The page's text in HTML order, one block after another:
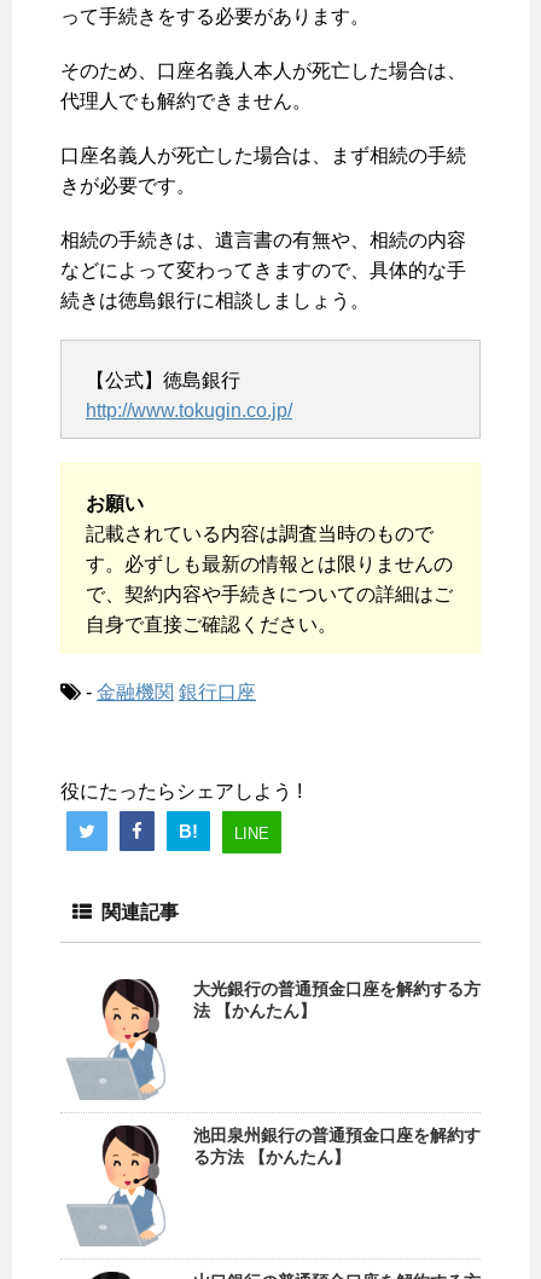
って手続きをする必要があります。
そのため、口座名義人本人が死亡した場合は、
代理人でも解約できません。
口座名義人が死亡した場合は、まず相続の手続
きが必要です。
相続の手続きは、遺言書の有無や、相続の内容
などによって変わってきますので、具体的な手
続きは徳島銀行に相談しましょう。
【公式】徳島銀行
http://www.tokugin.co.jp/
お願い
記載されている内容は調査当時のもので
す。必ずしも最新の情報とは限りませんの
で、契約内容や手続きについての詳細はご
自身で直接ご確認ください。
- 金融機関 銀行口座
役にたったらシェアしよう !
B!
LINE
関連記事
大光銀行の普通預金口座を解約する方
法 【かんたん】
池田泉州銀行の普通預金口座を解約す
る方法 【かんたん】